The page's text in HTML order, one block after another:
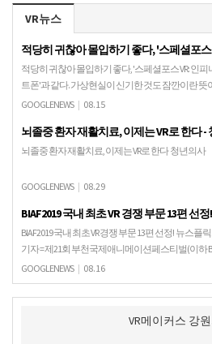
VR뉴스
적당히 귀찮아 몰입하기 좋다, '스페셜포
적당히 귀찮아 몰입하기 좋다, '스페셜포스 VR: 인
트폰'과 같다. 가상현실이 신기한 것도 잠깐이란 뜻
도 설치지만, 게임을 즐기기 위해…
GOOGLENEWS | 08.15
뇌졸중 환자 재활치료, 이제는 VR로 한다 -
뇌졸중 환자 재활치료, 이제는 VR로 한다 청년의사
GOOGLENEWS | 08.29
BIAF2019 국내 최초 VR 경쟁 부문 13편 선
BIAF2019 국내 최초 VR 경쟁 부문 13편 선정! 뉴스
기자 = 제21회 부천국제애니메이션페스티벌(이하
13작품을 선…
GOOGLENEWS | 08.16
VR메이커스 강